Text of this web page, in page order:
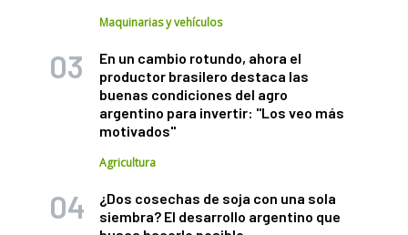
Maquinarias y vehículos
En un cambio rotundo, ahora el
productor brasilero destaca las
buenas condiciones del agro
argentino para invertir: "Los veo más
motivados"
Agricultura
¿Dos cosechas de soja con una sola
siembra? El desarrollo argentino que